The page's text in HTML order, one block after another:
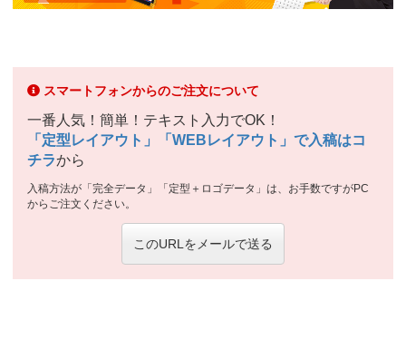
スマートフォンからのご注文について
一番人気！簡単！テキスト入力でOK！
「定型レイアウト」「WEBレイアウト」で入稿はコ
チラから
入稿方法が「完全データ」「定型＋ロゴデータ」は、お手数ですがPC
からご注文ください。
このURLをメールで送る